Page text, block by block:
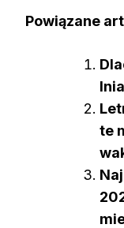
Powiązane
te